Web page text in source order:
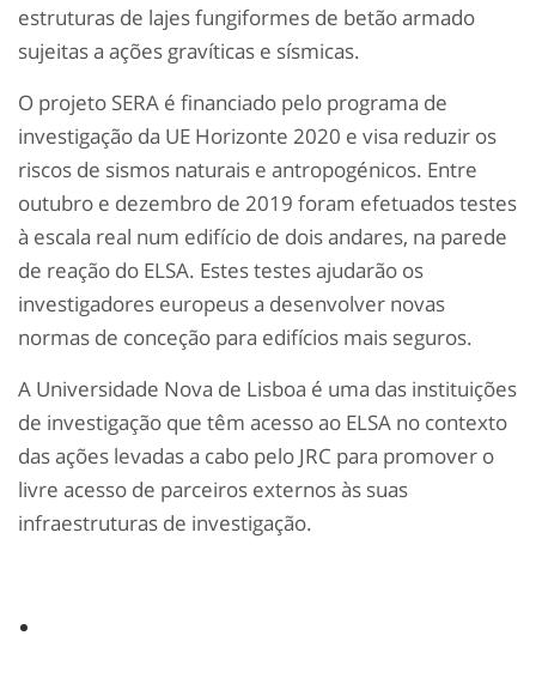
estruturas de lajes fungiformes de betão armado
sujeitas a ações gravíticas e sísmicas.
O projeto SERA é financiado pelo programa de
investigação da UE Horizonte 2020 e visa reduzir os
riscos de sismos naturais e antropogénicos. Entre
outubro e dezembro de 2019 foram efetuados testes
à escala real num edifício de dois andares, na parede
de reação do ELSA. Estes testes ajudarão os
investigadores europeus a desenvolver novas
normas de conceção para edifícios mais seguros.
A Universidade Nova de Lisboa é uma das instituições
de investigação que têm acesso ao ELSA no contexto
das ações levadas a cabo pelo JRC para promover o
livre acesso de parceiros externos às suas
infraestruturas de investigação.